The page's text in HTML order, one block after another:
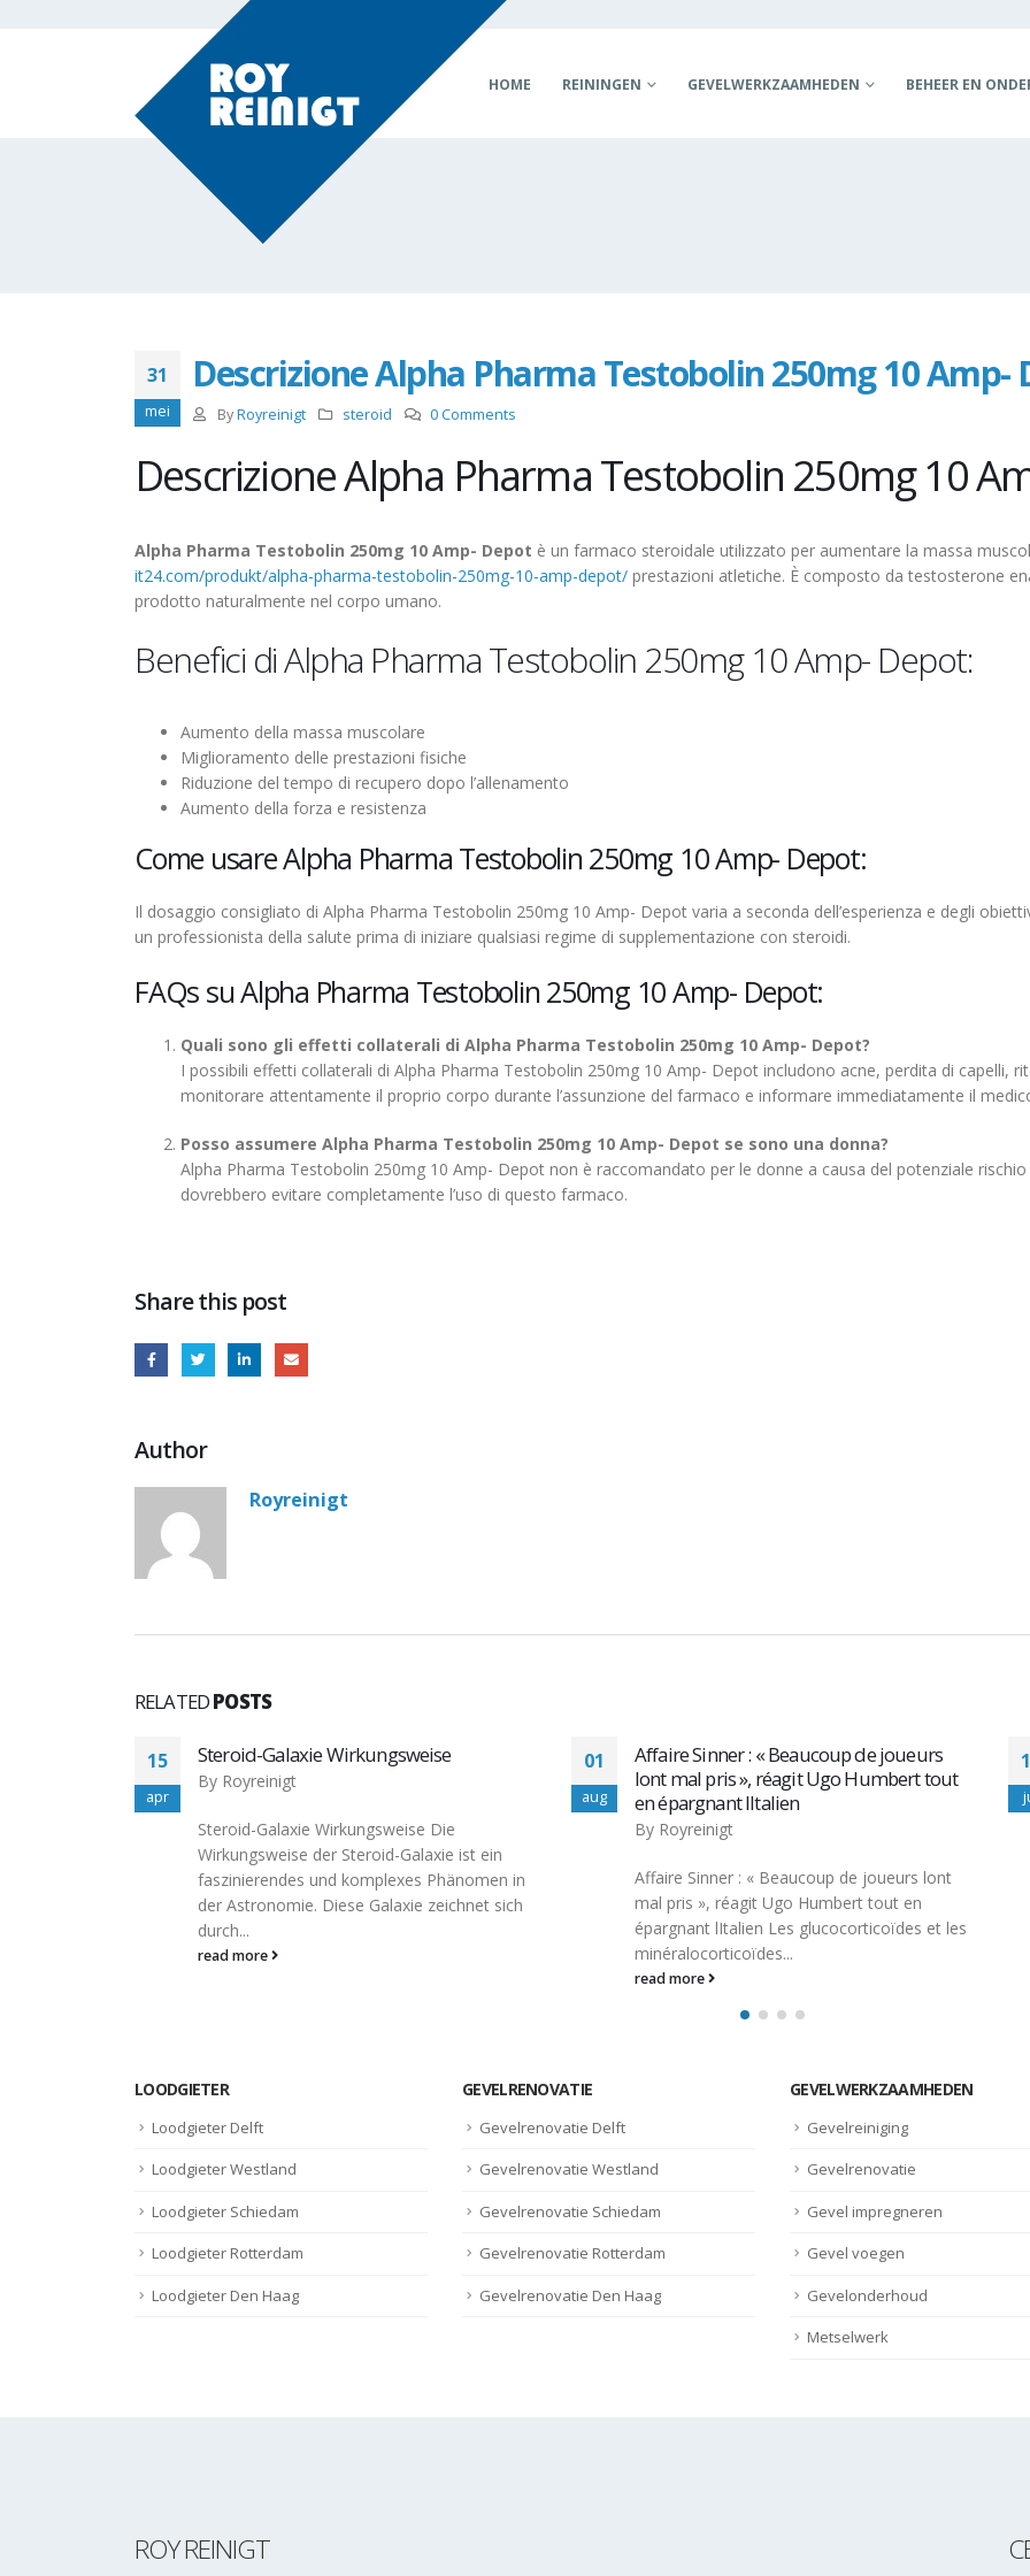
HOME REININGEN GEVELWERKZAAMHEDEN BEHEER EN
31
mei
Descrizione Alpha Pharma Testobolin 250mg 10 Amp-
ByRoyreinigt steroid 0 Comments
Descrizione Alpha Pharma Testobolin 250mg 10
Alpha Pharma Testobolin 250mg 10 Amp- Depot è un farmaco steroidale utilizzato per aumentare la massa
it24.com/produkt/alpha-pharma-testobolin-250mg-10-amp-depot/ prestazioni atletiche. È composto da testosterone
prodotto naturalmente nel corpo umano.
Benefici di Alpha Pharma Testobolin 250mg 10 Amp- Depot:
Aumento della massa muscolare
Miglioramento delle prestazioni fisiche
Riduzione del tempo di recupero dopo l’allenamento
Aumento della forza e resistenza
Come usare Alpha Pharma Testobolin 250mg 10 Amp- Depot:
Il dosaggio consigliato di Alpha Pharma Testobolin 250mg 10 Amp- Depot varia a seconda dell’esperienza e degli
un professionista della salute prima di iniziare qualsiasi regime di supplementazione con steroidi.
FAQs su Alpha Pharma Testobolin 250mg 10 Amp- Depot:
Quali sono gli effetti collaterali di Alpha Pharma Testobolin 250mg 10 Amp- Depot?
I possibili effetti collaterali di Alpha Pharma Testobolin 250mg 10 Amp- Depot includono acne, perdita di capelli,
monitorare attentamente il proprio corpo durante l’assunzione del farmaco e informare immediatamente il
Posso assumere Alpha Pharma Testobolin 250mg 10 Amp- Depot se sono una donna?
Alpha Pharma Testobolin 250mg 10 Amp- Depot non è raccomandato per le donne a causa del potenziale
dovrebbero evitare completamente l’uso di questo farmaco.
Share this post
Author
Royreinigt
RELATEDPOSTS
01
aug
Affaire Sinner : « Beaucoup de joueurs
lont mal pris », réagit Ugo Humbert tout
ByRoyreinigt
Affaire Sinner : « Beaucoup de joueurs lont
mal pris », réagit Ugo Humbert tout en
épargnant lItalien Les glucocorticoïdes et les
minéralocorticoïdes...
11
jul
Understanding MK 2866: A
Comprehensive Guide to Dosierung
ByRoyreinigt
Guide to Dosierung MK 2866, also known as
Ostarine, is a selective androgen receptor
modulator...
read more
LOODGIETER
Loodgieter Delft
Loodgieter Westland
Loodgieter Schiedam
Loodgieter Rotterdam
Loodgieter Den Haag
GEVELRENOVATIE
Gevelrenovatie Delft
Gevelrenovatie Westland
Gevelrenovatie Schiedam
Gevelrenovatie Rotterdam
Gevelrenovatie Den Haag
GEVELWERKZAAMHEDEN
Gevelreiniging
Gevelrenovatie
Gevel impregneren
Gevel voegen
Gevelonderhoud
Metselwerk
ROY REINIGT